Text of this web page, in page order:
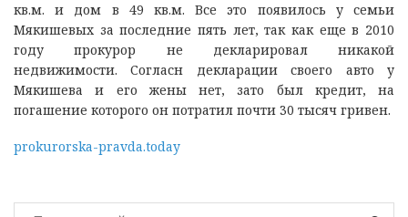
кв.м. и дом в 49 кв.м. Все это появилось у семьи
Мякишевых за последние пять лет, так как еще в 2010
году прокурор не декларировал никакой
недвижимости. Согласн декларации своего авто у
Мякишева и его жены нет, зато был кредит, на
погашение которого он потратил почти 30 тысяч гривен.
prokurorska-pravda.today